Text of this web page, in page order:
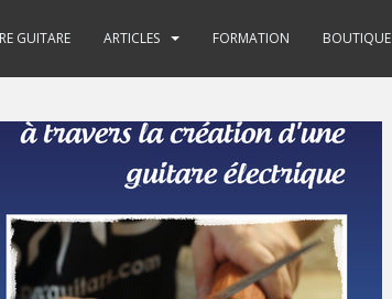
GUITARE ARTICLES FORMATION BOUTIQUE